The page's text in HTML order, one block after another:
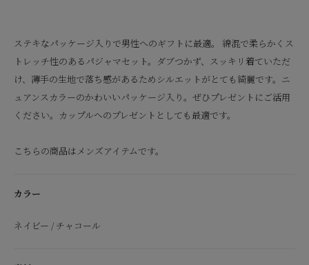
ステキなパッケージ入りで男性へのギフトに最適。 綿混で柔らかくス
トレッチ性のあるパジャマセット。ダブつかず、スッキリ着ていただ
け、薄手の生地で落ち感があるためシルエットがとても綺麗です。ニ
ュアンスカラーのかわいいパッケージ入り。ぜひプレゼントにご活用
ください。カップルへのプレゼントとしても最適です。
こちらの商品はメンズアイテムです。
カラー
ネイビー / チャコール